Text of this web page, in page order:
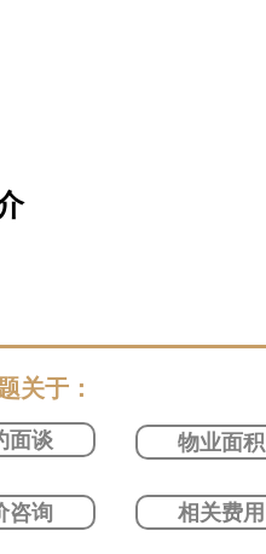
关于：
面谈 物业面积
咨询 相关费用